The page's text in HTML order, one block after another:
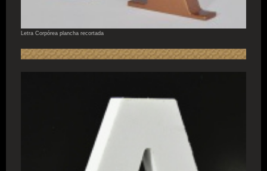
Letra Corpórea plancha recortada